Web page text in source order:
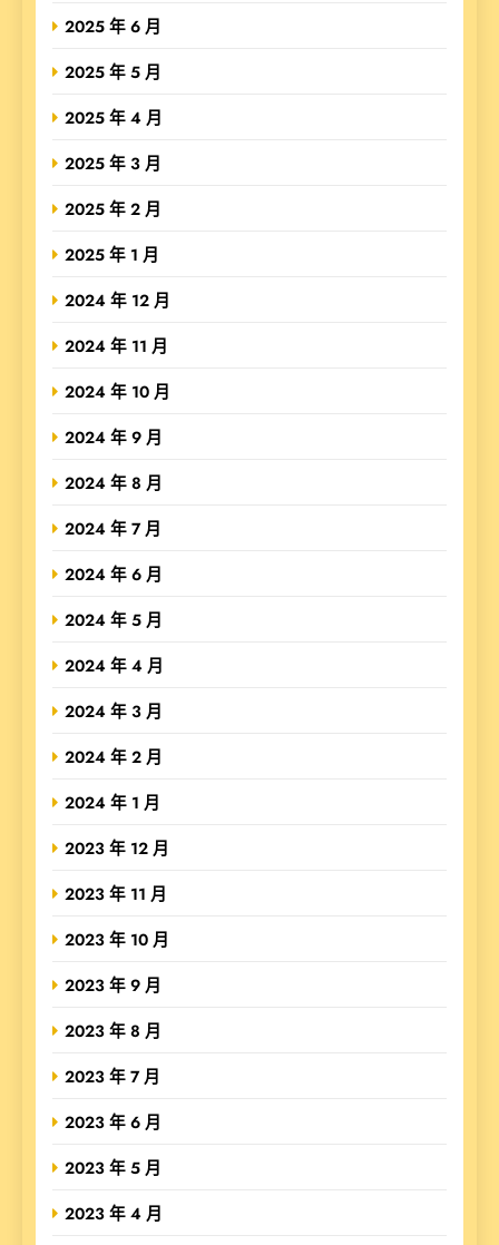
2025 年 6 月
2025 年 5 月
2025 年 4 月
2025 年 3 月
2025 年 2 月
2025 年 1 月
2024 年 12 月
2024 年 11 月
2024 年 10 月
2024 年 9 月
2024 年 8 月
2024 年 7 月
2024 年 6 月
2024 年 5 月
2024 年 4 月
2024 年 3 月
2024 年 2 月
2024 年 1 月
2023 年 12 月
2023 年 11 月
2023 年 10 月
2023 年 9 月
2023 年 8 月
2023 年 7 月
2023 年 6 月
2023 年 5 月
2023 年 4 月